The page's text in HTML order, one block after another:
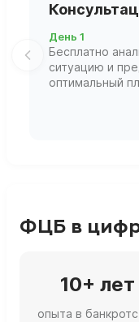
День 1
Бесплатно
ситуацию и
оптимальный
ФЦБ в
10+ лет
опыта в